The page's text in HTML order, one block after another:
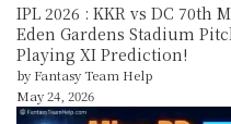
IPL 2026 : KKR vs DC 70th
Eden Gardens Stadium
Playing XI Prediction!
by Fantasy Team Help
May 24, 2026